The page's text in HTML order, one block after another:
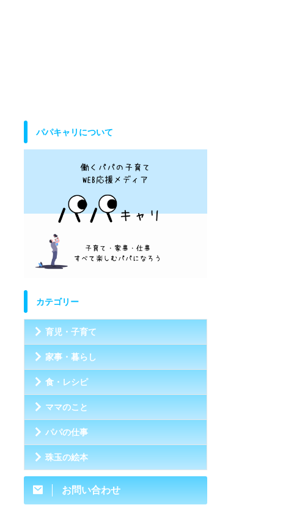
パパキャリについて
カテゴリー
育児・子育て
家事・暮らし
食・レシピ
ママのこと
パパの仕事
珠玉の絵本
お問い合わせ